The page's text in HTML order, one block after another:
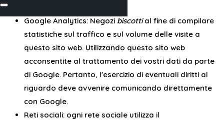
Google Analytics: Negozi biscotti al fine di compilare
statistiche sul traffico e sul volume delle visite a
questo sito web. Utilizzando questo sito web
acconsentite al trattamento dei vostri dati da parte
di Google. Pertanto, l'esercizio di eventuali diritti al
riguardo deve avvenire comunicando direttamente
con Google.
Reti sociali: ogni rete sociale utilizza il